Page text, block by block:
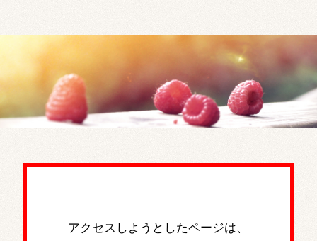
アクセスしようとしたページは、